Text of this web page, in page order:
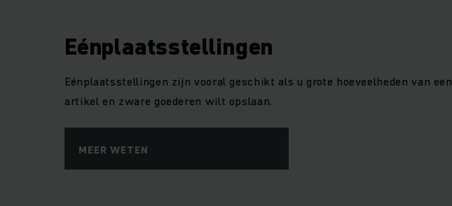
Eénplaatsstellingen
Eénplaatsstellingen zijn vooral geschikt als u grote hoeveelheden van een
artikel en zware goederen wilt opslaan.
MEER WETEN